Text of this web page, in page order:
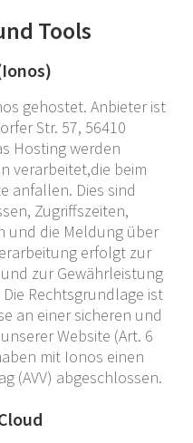
Tools
gehostet. Anbieter ist
Str. 57, 56410
Hosting werden
verarbeitet,die beim
anfallen. Dies sind
Zugriffszeiten,
und die Meldung über
erfolgt zur
zur Gewährleistung
Rechtsgrundlage ist
an einer sicheren und
Website (Art. 6
mit Ionos einen
(AVV) abgeschlossen.